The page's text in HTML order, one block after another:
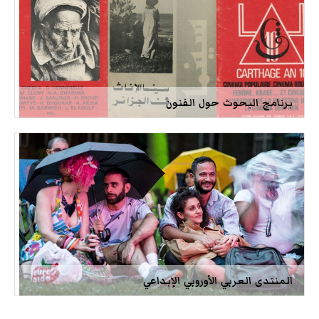
برنامج البحوث حول الفنون
المنتدى العربي الأوروبي الإبداعي